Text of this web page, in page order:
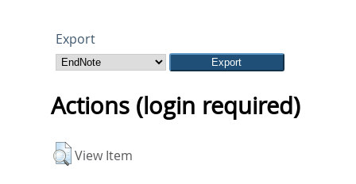
Export
Actions (login required)
View Item